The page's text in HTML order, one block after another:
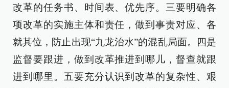
改革的任务书、时间表、优先序。三要明确各
项改革的实施主体和责任，做到事责对应、各
就其位，防止出现“九龙治水”的混乱局面。四是
监督要跟进，做到改革推进到哪儿，督查就跟
进到哪里。五要充分认识到改革的复杂性、艰